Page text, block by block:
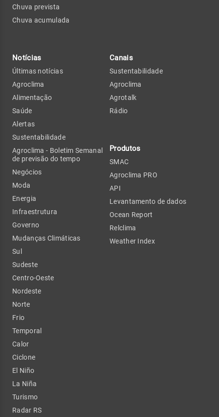
Chuva prevista
Chuva acumulada
Notícias
Últimas notícias
Agroclima
Alimentação
Saúde
Alertas
Sustentabilidade
Agroclima - Boletim Semanal
de previsão do tempo
Negócios
Moda
Energia
Infraestrutura
Governo
Mudanças Climáticas
Sul
Sudeste
Centro-Oeste
Nordeste
Norte
Frio
Temporal
Calor
Ciclone
El Niño
La Niña
Turismo
Radar RS
Canais
Sustentabilidade
Agroclima
Agrotalk
Rádio
Produtos
SMAC
Agroclima PRO
API
Levantamento de dados
Ocean Report
Relclima
Weather Index